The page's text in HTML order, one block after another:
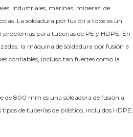
industriales, marinas, mineras, de
La soldadura por fusión a tope es un
problemas para tuberías de PE y HDPE. En
la máquina de soldadura por fusión a
confiables, incluso tan fuertes como la
de 800 mm es una soldadora de fusión a
de tuberías de plástico, incluidos HDPE,